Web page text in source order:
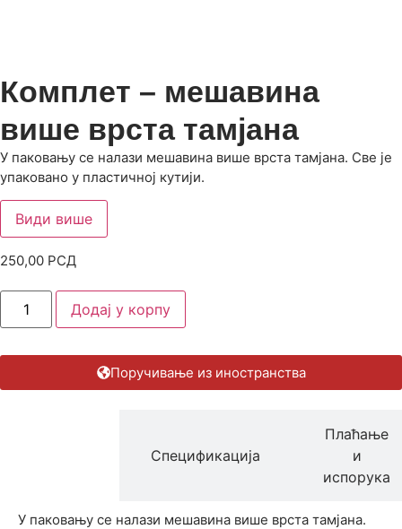
Комплет – мешавина
више врста тамјана
У паковању се налази мешавина више врста тамјана. Све је
упаковано у пластичној кутији.
Види више
250,00 РСД
Додај у корпу
Поручивање из иностранства
Спецификација
Плаћање
и
испорука
У паковању се налази мешавина више врста тамјана.